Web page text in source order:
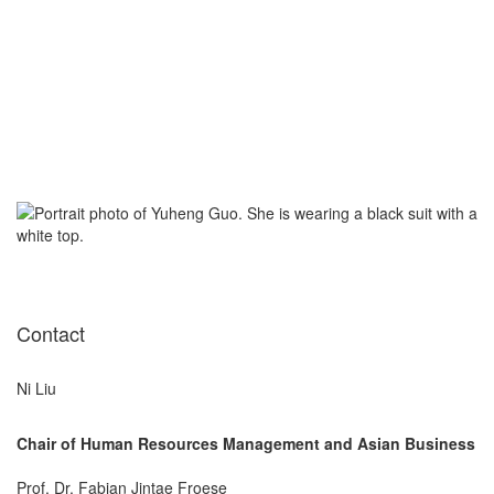
Contact
Ni Liu
Chair of Human Resources Management and Asian Business
Prof. Dr. Fabian Jintae Froese